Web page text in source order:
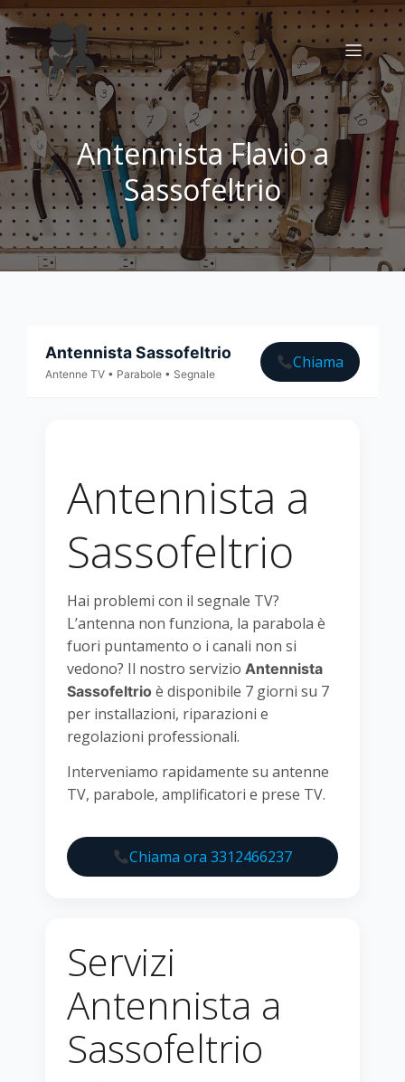
Antennista Flavio a
Sassofeltrio
Antennista Sassofeltrio
Antenne TV • Parabole • Segnale
Chiama
Antennista a
Sassofeltrio
Hai problemi con il segnale TV?
L’antenna non funziona, la parabola è
fuori puntamento o i canali non si
vedono? Il nostro servizio Antennista
Sassofeltrio è disponibile 7 giorni su 7
per installazioni, riparazioni e
regolazioni professionali.
Interveniamo rapidamente su antenne
TV, parabole, amplificatori e prese TV.
Chiama ora 3312466237
Servizi
Antennista a
Sassofeltrio